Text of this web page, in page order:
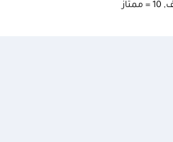
, 10 = ممتاز